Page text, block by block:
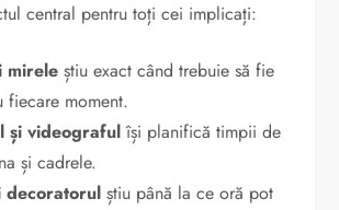
central pentru toți cei implicați:
mirele știu exact când trebuie să fie
fiecare moment.
și videografulîși planifică timpii de
și cadrele.
decoratorul știu până la ce oră pot